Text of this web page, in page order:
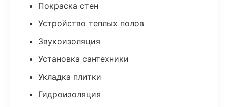
Покраска стен
Устройство теплых полов
Звукоизоляция
Установка сантехники
Укладка плитки
Гидроизоляция